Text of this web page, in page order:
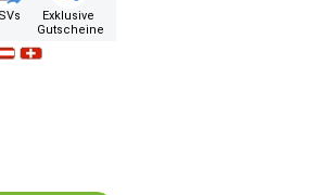
Exklusive
Gutscheine